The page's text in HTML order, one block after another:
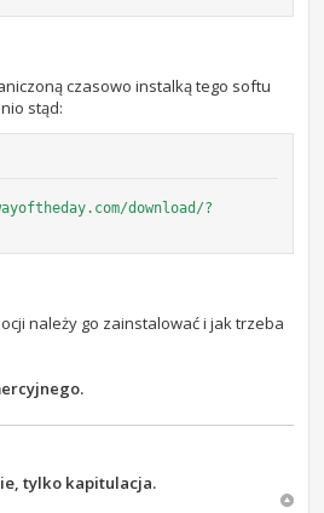
czasowo instalką tego softu
stąd:
download/?
należy go zainstalować i jak trzeba
tylko kapitulacja.